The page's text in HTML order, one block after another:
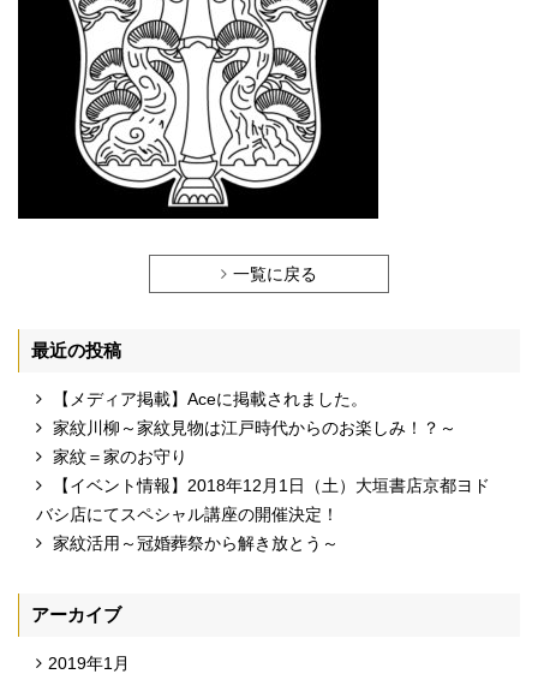
一覧に戻る
最近の投稿
【メディア掲載】Aceに掲載されました。
家紋川柳～家紋見物は江戸時代からのお楽しみ！？～
家紋＝家のお守り
【イベント情報】2018年12月1日（土）大垣書店京都ヨド
バシ店にてスペシャル講座の開催決定！
家紋活用～冠婚葬祭から解き放とう～
アーカイブ
2019年1月